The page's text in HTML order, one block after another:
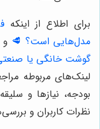
برای اطلاع از اینکه
مدل‌هایی است؟ 🥩
گوشت خانگی یا
لینک‌های مربوطه
بودجه، نیازها و
نظرات کاربران و